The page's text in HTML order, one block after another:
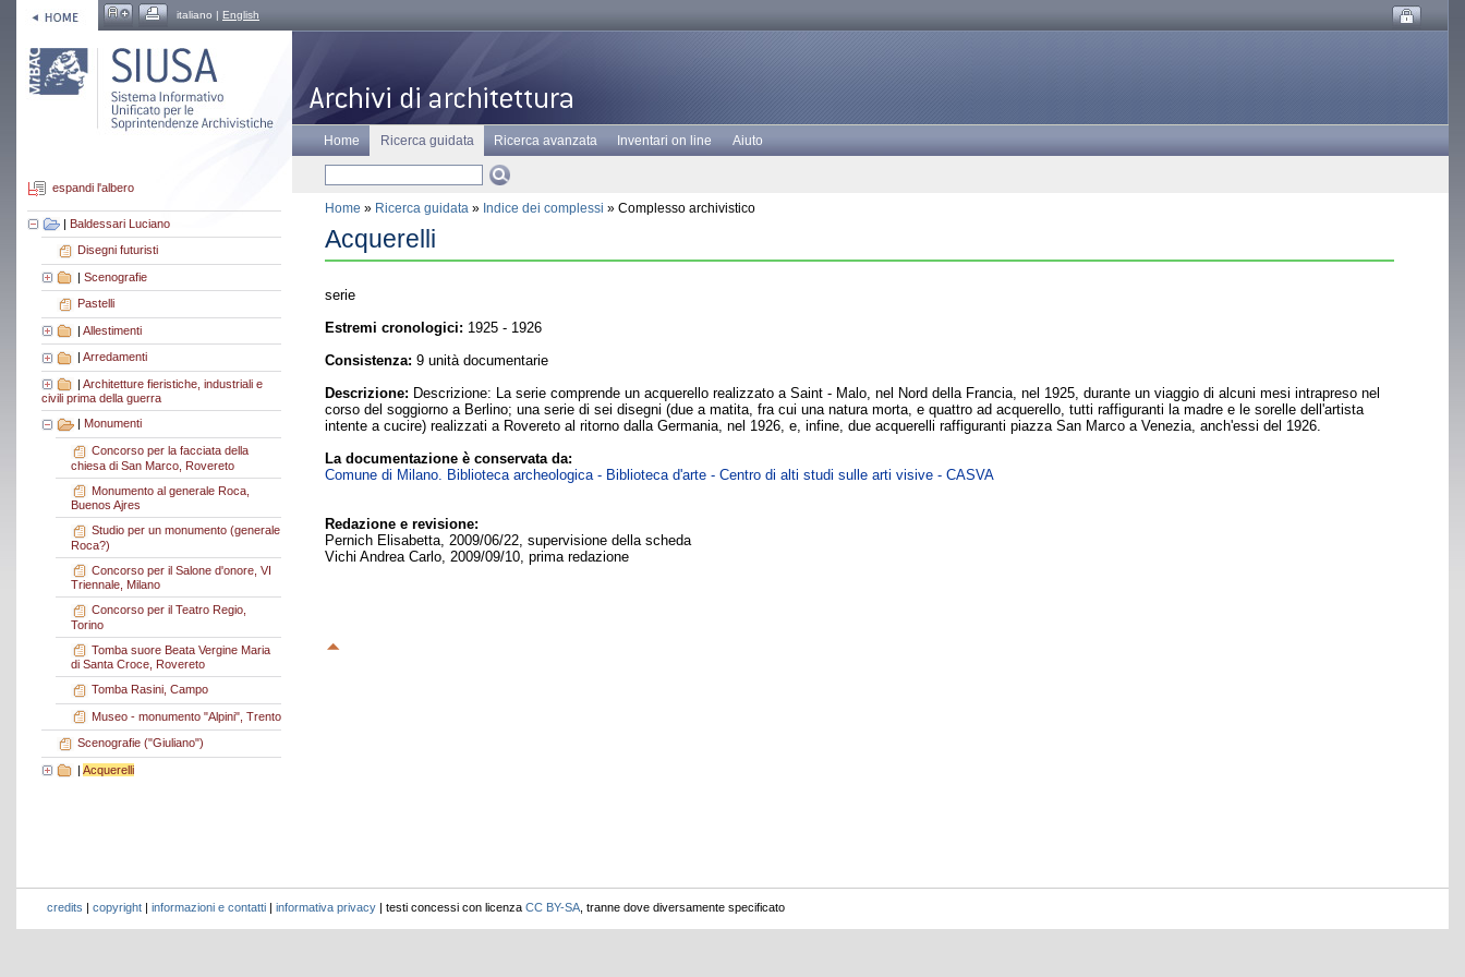
italiano | English
espandi l'albero
| Baldessari Luciano
Disegni futuristi
| Scenografie
Pastelli
| Allestimenti
Arredamenti
| Architetture fieristiche, industriali e
civili prima della guerra
Monumenti
Concorso per la facciata della
chiesa di San Marco, Rovereto
Monumento al generale Roca,
Buenos Ajres
Studio per un monumento (generale
Roca?)
Concorso per il Salone d'onore, VI
Triennale, Milano
Concorso per il Teatro Regio,
Torino
Tomba suore Beata Vergine Maria
di Santa Croce, Rovereto
Tomba Rasini, Campo
Museo - monumento "Alpini", Trento
Scenografie ("Giuliano")
| Acquerelli
Home Ricerca guidata Ricerca avanzata Inventari on line Aiuto
Home » Ricerca guidata » Indice dei complessi » Complesso archivistico
Acquerelli
serie
Estremi cronologici: 1925 - 1926
Consistenza: 9 unità documentarie
Descrizione: Descrizione: La serie comprende un acquerello realizzato a Saint - Malo, nel Nord della Francia, nel 1925, durante un viaggio di alcuni mesi intrapreso nel
corso del soggiorno a Berlino; una serie di sei disegni (due a matita, fra cui una natura morta, e quattro ad acquerello, tutti raffiguranti la madre e le sorelle dell'artista
intente a cucire) realizzati a Rovereto al ritorno dalla Germania, nel 1926, e, infine, due acquerelli raffiguranti piazza San Marco a Venezia, anch'essi del 1926.
La documentazione è conservata da:
Comune di Milano. Biblioteca archeologica - Biblioteca d'arte - Centro di alti studi sulle arti visive - CASVA
Redazione e revisione:
Pernich Elisabetta, 2009/06/22, supervisione della scheda
Vichi Andrea Carlo, 2009/09/10, prima redazione
credits copyright informazioni e contatti informativa privacy | testi concessi con licenza CC BY-SA , tranne dove diversamente specificato